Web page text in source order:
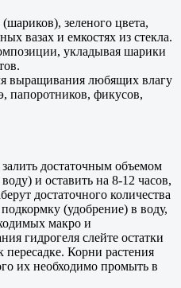
зеленого цвета,
вазах и емкостях из стекла.
укладывая шарики
выращивания любящих влагу
папоротников, фикусов,
достаточным объемом
и оставить на 8-12 часов,
достаточного количества
(удобрение) в воду,
макро и
гидрогеля слейте остатки
Корни растения
их необходимо промыть в